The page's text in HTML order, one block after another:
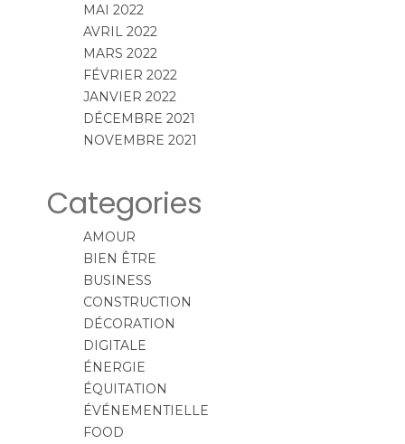
MAI 2022
AVRIL 2022
MARS 2022
FÉVRIER 2022
JANVIER 2022
DÉCEMBRE 2021
NOVEMBRE 2021
Categories
AMOUR
BIEN ÊTRE
BUSINESS
CONSTRUCTION
DÉCORATION
DIGITALE
ÉNERGIE
ÉQUITATION
ÉVÉNEMENTIELLE
FOOD